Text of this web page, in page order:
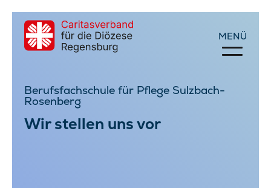
Berufsfachschule für Pflege Sulzbach-
Rosenberg
Wir stellen uns vor